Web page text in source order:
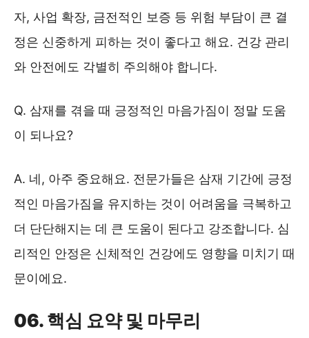
자, 사업 확장, 금전적인 보증 등 위험 부담이 큰 결
정은 신중하게 피하는 것이 좋다고 해요. 건강 관리
와 안전에도 각별히 주의해야 합니다.
Q. 삼재를 겪을 때 긍정적인 마음가짐이 정말 도움
이 되나요?
A. 네, 아주 중요해요. 전문가들은 삼재 기간에 긍정
적인 마음가짐을 유지하는 것이 어려움을 극복하고
더 단단해지는 데 큰 도움이 된다고 강조합니다. 심
리적인 안정은 신체적인 건강에도 영향을 미치기 때
문이에요.
06. 핵심 요약 및 마무리